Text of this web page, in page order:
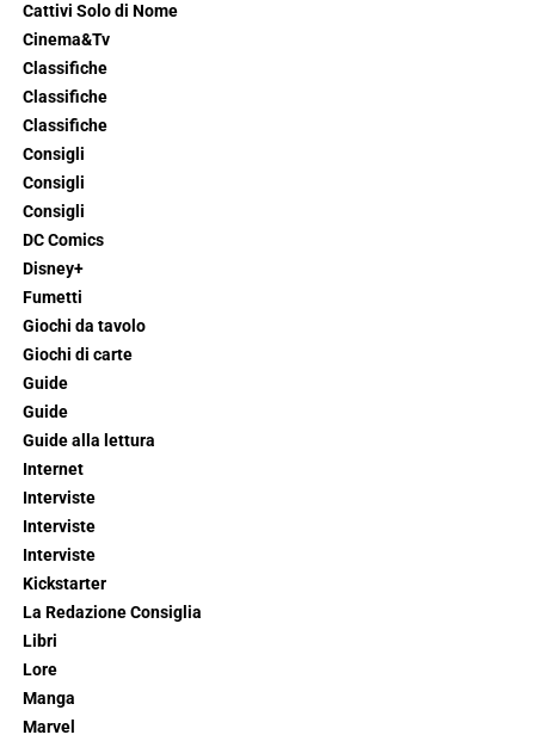
Cattivi Solo di Nome
Cinema&Tv
Classifiche
Classifiche
Classifiche
Consigli
Consigli
Consigli
DC Comics
Disney+
Fumetti
Giochi da tavolo
Giochi di carte
Guide
Guide
Guide alla lettura
Internet
Interviste
Interviste
Interviste
Kickstarter
La Redazione Consiglia
Libri
Lore
Manga
Marvel